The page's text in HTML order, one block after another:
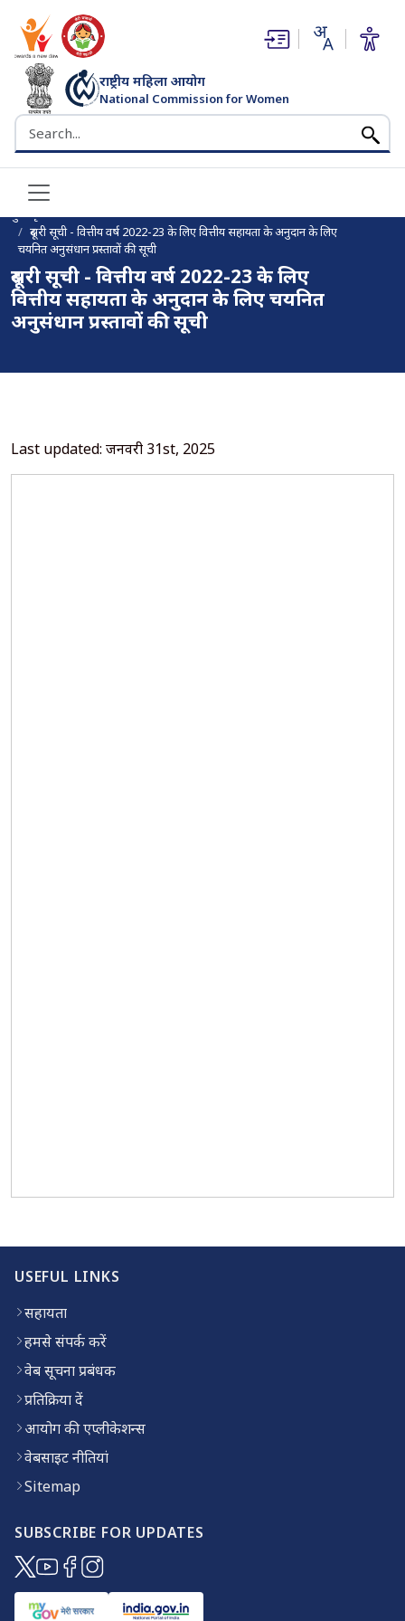
राष्ट्रीय महिला आयोग
National Commission for Women
भारत सरकार
Search the NCW website
(opens in new window)
(opens in new window)
मुख पृष्ठ
दूसरी सूची - वित्तीय वर्ष 2022-23 के लिए वित्तीय सहायता के अनुदान के लिए
चयनित अनुसंधान प्रस्तावों की सूची
दूसरी सूची - वित्तीय वर्ष 2022-23 के लिए
वित्तीय सहायता के अनुदान के लिए चयनित
अनुसंधान प्रस्तावों की सूची
Last updated: जनवरी 31st, 2025
USEFUL LINKS
सहायता
हमसे संपर्क करें
वेब सूचना प्रबंधक
प्रतिक्रिया दें
आयोग की एप्लीकेशन्स
वेबसाइट नीतियां
Sitemap
SUBSCRIBE FOR UPDATES
(opens in new window)
(opens in new window)
(opens in new window)
(opens in new window)